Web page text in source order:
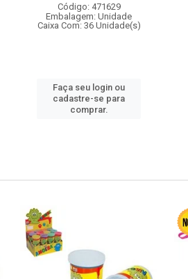
Código: 471629
Embalagem: Unidade
Caixa Com: 36 Unidade(s)
Faça seu login ou
cadastre-se para
comprar.